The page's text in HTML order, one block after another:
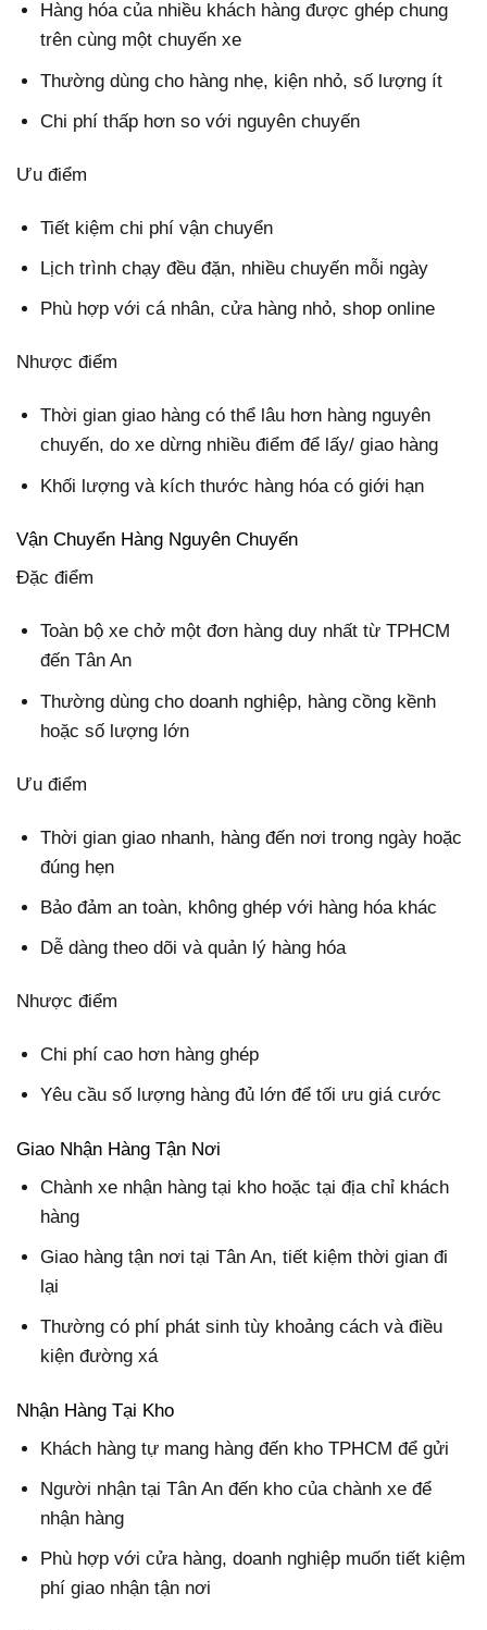
Hàng hóa của nhiều khách hàng được ghép chung
trên cùng một chuyến xe
Thường dùng cho hàng nhẹ, kiện nhỏ, số lượng ít
Chi phí thấp hơn so với nguyên chuyến
Ưu điểm
Tiết kiệm chi phí vận chuyển
Lịch trình chạy đều đặn, nhiều chuyến mỗi ngày
Phù hợp với cá nhân, cửa hàng nhỏ, shop online
Nhược điểm
Thời gian giao hàng có thể lâu hơn hàng nguyên
chuyến, do xe dừng nhiều điểm để lấy/ giao hàng
Khối lượng và kích thước hàng hóa có giới hạn
Vận Chuyển Hàng Nguyên Chuyến
Đặc điểm
Toàn bộ xe chở một đơn hàng duy nhất từ TPHCM
đến Tân An
Thường dùng cho doanh nghiệp, hàng cồng kềnh
hoặc số lượng lớn
Ưu điểm
Thời gian giao nhanh, hàng đến nơi trong ngày hoặc
đúng hẹn
Bảo đảm an toàn, không ghép với hàng hóa khác
Dễ dàng theo dõi và quản lý hàng hóa
Nhược điểm
Chi phí cao hơn hàng ghép
Yêu cầu số lượng hàng đủ lớn để tối ưu giá cước
Giao Nhận Hàng Tận Nơi
Chành xe nhận hàng tại kho hoặc tại địa chỉ khách
hàng
Giao hàng tận nơi tại Tân An, tiết kiệm thời gian đi
lại
Thường có phí phát sinh tùy khoảng cách và điều
kiện đường xá
Nhận Hàng Tại Kho
Khách hàng tự mang hàng đến kho TPHCM để gửi
Người nhận tại Tân An đến kho của chành xe để
nhận hàng
Phù hợp với cửa hàng, doanh nghiệp muốn tiết kiệm
phí giao nhận tận nơi